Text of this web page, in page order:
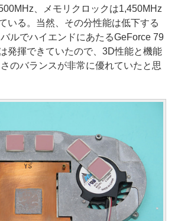
、メモリクロックは1,450MHz
いる。当然、その分性能は低下する
ルでハイエンドにあたるGeForce 79
発揮できていたので、3D性能と機能
のバランスが非常に優れていたと思